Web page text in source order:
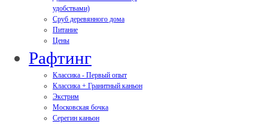
удобствами)
Сруб деревянного дома
Питание
Цены
Рафтинг
Классика - Первый опыт
Классика + Гранитный каньон
Экстрим
Московская бочка
Серегин каньон